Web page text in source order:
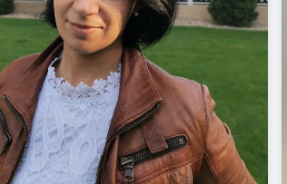
FACEBOOK